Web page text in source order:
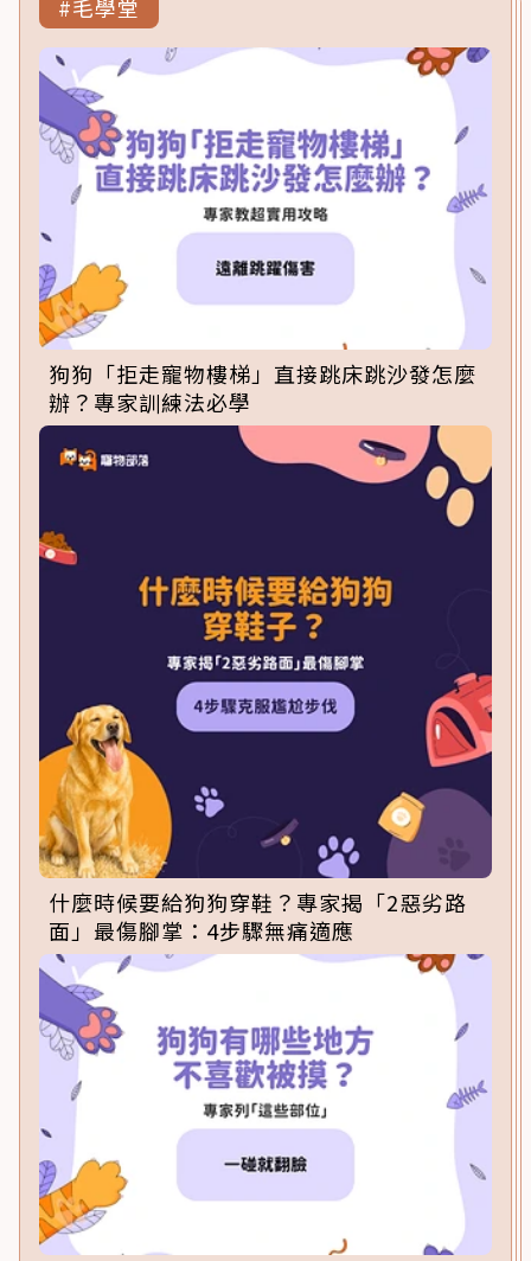
#毛學堂
狗狗「拒走寵物樓梯」直接跳床跳沙發怎麼
辦？專家訓練法必學
什麼時候要給狗狗穿鞋？專家揭「2惡劣路
面」最傷腳掌：4步驟無痛適應